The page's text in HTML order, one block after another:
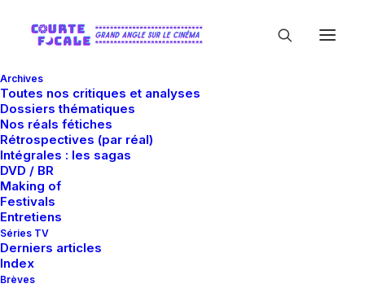
Archives
Toutes nos critiques et analyses
Dossiers thématiques
Nos réals fétiches
Rétrospectives (par réal)
Intégrales : les sagas
DVD / BR
Making of
Festivals
Entretiens
Séries TV
Derniers articles
Index
Brèves
Awesome Rétro (1/2)